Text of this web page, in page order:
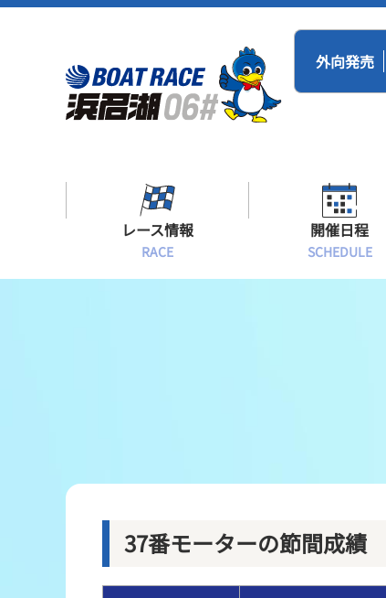
外向発売
レース情報
RACE
モーター抽選結果・前検タイムランキング
開催日程
SCHEDULE
37番モーターの節間成績